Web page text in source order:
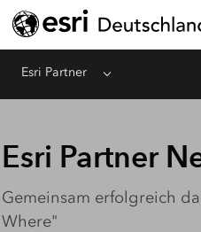
Esri Partner Menu
Esri Partner
Gemeinsam erfolgreich
Where"